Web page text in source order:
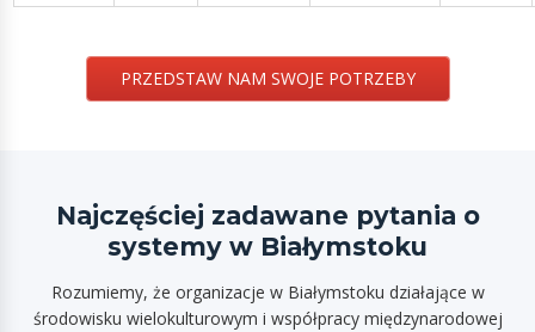
PRZEDSTAW NAM SWOJE POTRZEBY
Najczęściej zadawane pytania o
systemy w Białymstoku
Rozumiemy, że organizacje w Białymstoku działające w
środowisku wielokulturowym i współpracy międzynarodowej